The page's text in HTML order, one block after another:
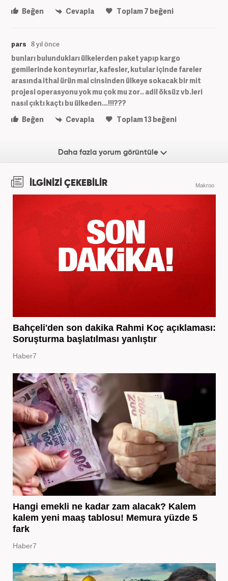
Beğen
Cevapla Toplam7 beğeni
pars 8 yıl önce
bunları bulundukları ülkelerden paket yapıp kargo
gemilerinde konteynırlar, kafesler, kutular içinde fareler
arasında ithal ürün mal cinsinden ülkeye sokacak bir mit
projesi operasyonu yok mu çok mu zor.. adil öksüz vb.leri
nasıl çıktı kaçtı bu ülkeden...!!!???
Beğen
Cevapla Toplam13beğeni
Daha fazla yorum görüntüle
İLGİNİZİ ÇEKEBİLİR Makroo
Bahçeli'den son dakika Rahmi Koç açıklaması:
Soruşturma başlatılması yanlıştır
Haber7
Hangi emekli ne kadar zam alacak? Kalem
kalem yeni maaş tablosu! Memura yüzde 5
fark
Haber7